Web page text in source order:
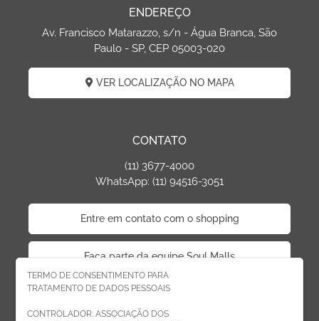
TERMO DE CONSENTIMENTO PARA
TRATAMENTO DE DADOS PESSOAIS
CONTROLADOR: ASSOCIAÇÃO DOS
ENDEREÇO
Av. Francisco Matarazzo, s/n - Água Branca, São
Paulo - SP, CEP 05003-020
VER LOCALIZAÇÃO NO MAPA
CONTATO
(11) 3677-4000
WhatsApp: (11) 94516-3051
Entre em contato com o shopping
Faça parte da equipe Soul Malls
Faça parte da equipe West Plaza